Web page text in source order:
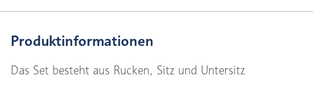
Produktinformationen
Das Set besteht aus Rucken, Sitz und Untersitz